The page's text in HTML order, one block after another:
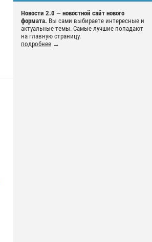
Новости 2.0 — новостной сайт нового
формата. Вы сами выбираете интересные и
актуальные темы. Самые лучшие попадают
на главную страницу.
подробнее →